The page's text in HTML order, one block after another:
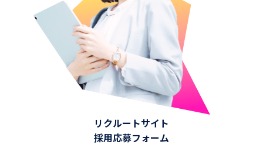
リクルートサイト
採用応募フォーム